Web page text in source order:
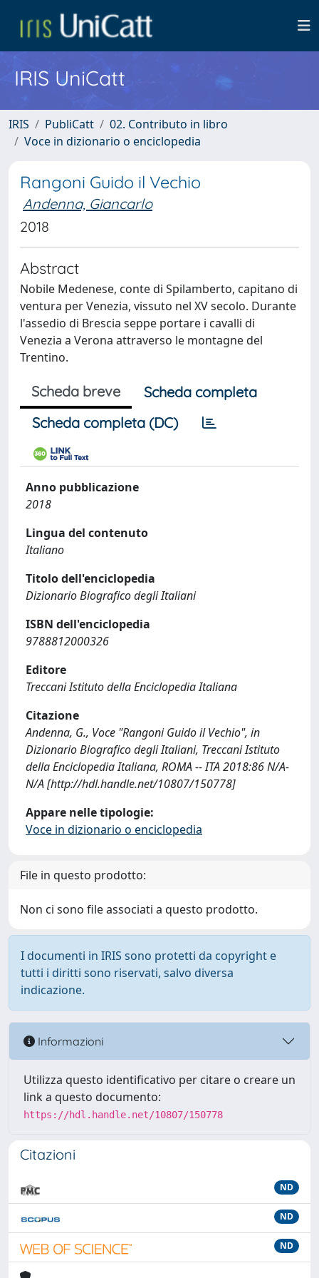
IRIS UniCatt
IRIS PubliCatt
02. Contributo in libro
Voce in dizionario o enciclopedia
Rangoni Guido il Vechio
Andenna, Giancarlo
2018
Abstract
Nobile Medenese, conte di Spilamberto, capitano di
ventura per Venezia, vissuto nel XV secolo. Durante
l'assedio di Brescia seppe portare i cavalli di
Venezia a Verona attraverso le montagne del
Trentino.
Scheda breve
Scheda completa
Scheda completa (DC)
Anno pubblicazione
2018
Lingua del contenuto
Italiano
Titolo dell'enciclopedia
Dizionario Biografico degli Italiani
ISBN dell'enciclopedia
9788812000326
Editore
Treccani Istituto della Enciclopedia Italiana
Citazione
Andenna, G., Voce "Rangoni Guido il Vechio", in
Dizionario Biografico degli Italiani, Treccani Istituto
della Enciclopedia Italiana, ROMA -- ITA 2018:86 N/A-
N/A [http://hdl.handle.net/10807/150778]
Appare nelle tipologie:
Voce in dizionario o enciclopedia
File in questo prodotto:
Non ci sono file associati a questo prodotto.
I documenti in IRIS sono protetti da copyright e
tutti i diritti sono riservati, salvo diversa
indicazione.
Informazioni
Utilizza questo identificativo per citare o creare un
link a questo documento:
https://hdl.handle.net/10807/150778
Citazioni
ND
ND
ND